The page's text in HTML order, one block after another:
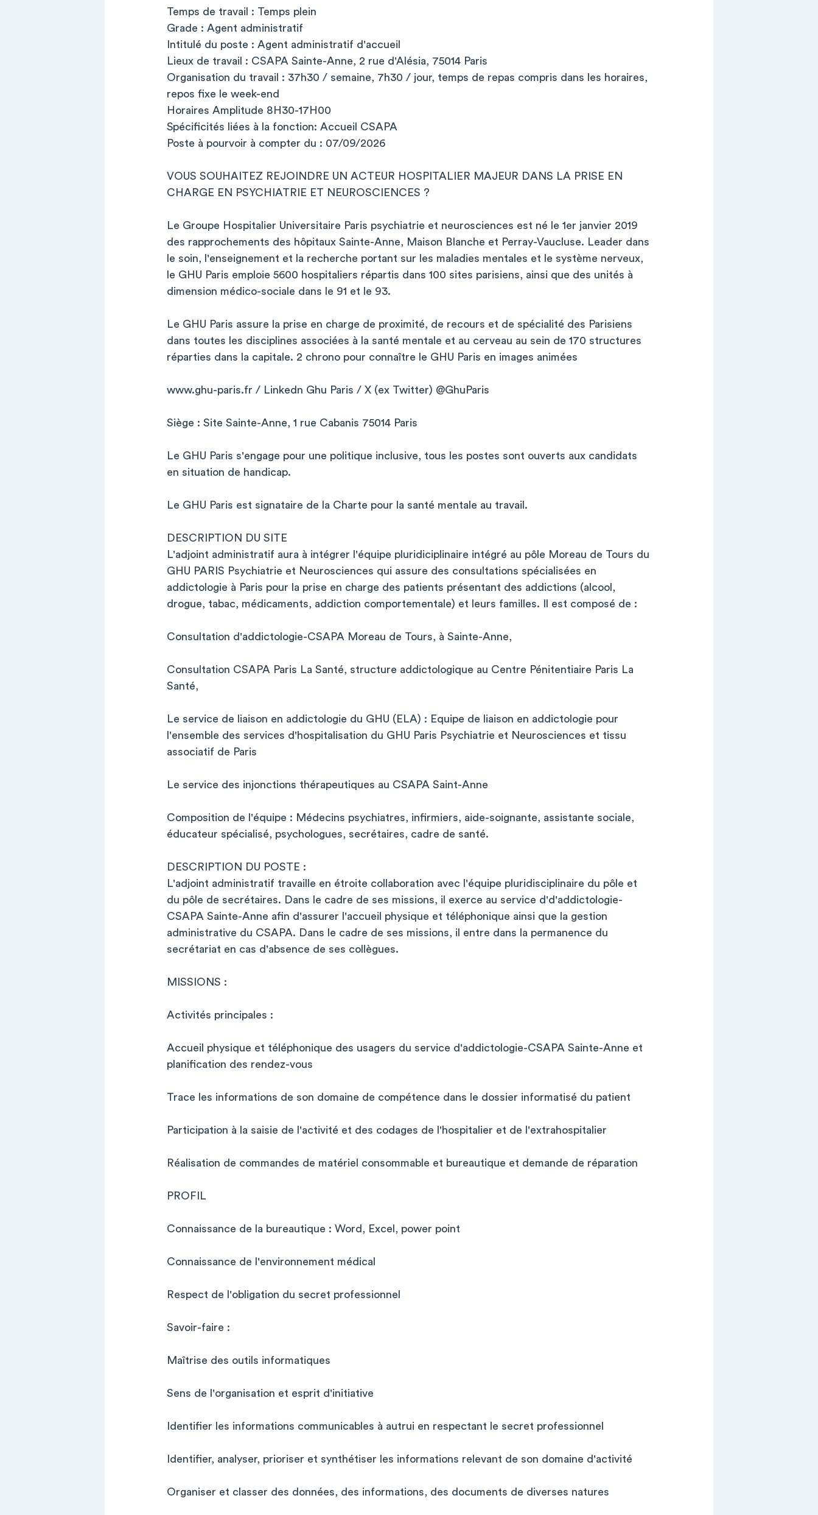
Temps de travail : Temps plein
Grade : Agent administratif
Intitulé du poste : Agent administratif d'accueil
Lieux de travail : CSAPA Sainte-Anne, 2 rue d'Alésia, 75014 Paris
Organisation du travail : 37h30 / semaine, 7h30 / jour, temps de repas compris dans les horaires,
repos fixe le week-end
Horaires Amplitude 8H30-17H00
Spécificités liées à la fonction: Accueil CSAPA
Poste à pourvoir à compter du : 07/09/2026
VOUS SOUHAITEZ REJOINDRE UN ACTEUR HOSPITALIER MAJEUR DANS LA PRISE EN
CHARGE EN PSYCHIATRIE ET NEUROSCIENCES ?
Le Groupe Hospitalier Universitaire Paris psychiatrie et neurosciences est né le 1er janvier 2019
des rapprochements des hôpitaux Sainte-Anne, Maison Blanche et Perray-Vaucluse. Leader dans
le soin, l'enseignement et la recherche portant sur les maladies mentales et le système nerveux,
le GHU Paris emploie 5600 hospitaliers répartis dans 100 sites parisiens, ainsi que des unités à
dimension médico-sociale dans le 91 et le 93.
Le GHU Paris assure la prise en charge de proximité, de recours et de spécialité des Parisiens
dans toutes les disciplines associées à la santé mentale et au cerveau au sein de 170 structures
réparties dans la capitale. 2 chrono pour connaître le GHU Paris en images animées
www.ghu-paris.fr / Linkedn Ghu Paris / X (ex Twitter) @GhuParis
Siège : Site Sainte-Anne, 1 rue Cabanis 75014 Paris
Le GHU Paris s'engage pour une politique inclusive, tous les postes sont ouverts aux candidats
en situation de handicap.
Le GHU Paris est signataire de la Charte pour la santé mentale au travail.
DESCRIPTION DU SITE
L'adjoint administratif aura à intégrer l'équipe pluridiciplinaire intégré au pôle Moreau de Tours du
GHU PARIS Psychiatrie et Neurosciences qui assure des consultations spécialisées en
addictologie à Paris pour la prise en charge des patients présentant des addictions (alcool,
drogue, tabac, médicaments, addiction comportementale) et leurs familles. Il est composé de :
Consultation d'addictologie-CSAPA Moreau de Tours, à Sainte-Anne,
Consultation CSAPA Paris La Santé, structure addictologique au Centre Pénitentiaire Paris La
Santé,
Le service de liaison en addictologie du GHU (ELA) : Equipe de liaison en addictologie pour
l'ensemble des services d'hospitalisation du GHU Paris Psychiatrie et Neurosciences et tissu
associatif de Paris
Le service des injonctions thérapeutiques au CSAPA Saint-Anne
Composition de l'équipe : Médecins psychiatres, infirmiers, aide-soignante, assistante sociale,
éducateur spécialisé, psychologues, secrétaires, cadre de santé.
DESCRIPTION DU POSTE :
L'adjoint administratif travaille en étroite collaboration avec l'équipe pluridisciplinaire du pôle et
du pôle de secrétaires. Dans le cadre de ses missions, il exerce au service d'd'addictologie-
CSAPA Sainte-Anne afin d'assurer l'accueil physique et téléphonique ainsi que la gestion
administrative du CSAPA. Dans le cadre de ses missions, il entre dans la permanence du
secrétariat en cas d'absence de ses collègues.
MISSIONS :
Activités principales :
Accueil physique et téléphonique des usagers du service d'addictologie-CSAPA Sainte-Anne et
planification des rendez-vous
Trace les informations de son domaine de compétence dans le dossier informatisé du patient
Participation à la saisie de l'activité et des codages de l'hospitalier et de l'extrahospitalier
Réalisation de commandes de matériel consommable et bureautique et demande de réparation
PROFIL
Connaissance de la bureautique : Word, Excel, power point
Connaissance de l'environnement médical
Respect de l'obligation du secret professionnel
Savoir-faire :
Maîtrise des outils informatiques
Sens de l'organisation et esprit d'initiative
Identifier les informations communicables à autrui en respectant le secret professionnel
Identifier, analyser, prioriser et synthétiser les informations relevant de son domaine d'activité
Organiser et classer des données, des informations, des documents de diverses natures